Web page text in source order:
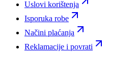
Uslovi korištenja
Isporuka robe
Načini plaćanja
Reklamacije i povrati